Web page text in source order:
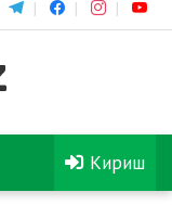
Кириш